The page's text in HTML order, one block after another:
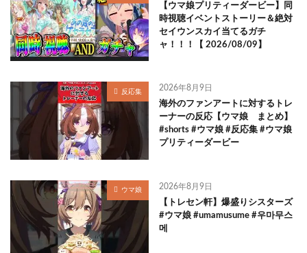
【ウマ娘プリティーダービー】同
時視聴イベントストーリー＆絶対
セイウンスカイ当てるガチ
ャ！！！【 2026/08/09】
反応集 2026年8月9日
海外のファンアートに対するトレ
ーナーの反応【ウマ娘 まとめ】
#shorts #ウマ娘 #反応集 #ウマ娘
プリティーダービー
ウマ娘 2026年8月9日
【トレセン軒】爆盛りシスターズ
#ウマ娘 #umamusume #우마무스
메